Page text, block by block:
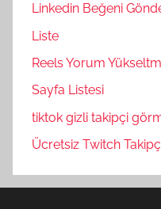
Linkedin Beğeni
Liste
Reels Yorum
Sayfa Listesi
tiktok gizli takipçi
Ücretsiz Twitch